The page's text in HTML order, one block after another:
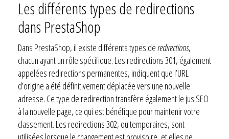
Les différents types de redirections
dans PrestaShop
Dans PrestaShop, il existe différents types de redirections,
chacun ayant un rôle spécifique. Les redirections 301, également
appelées redirections permanentes, indiquent que l’URL
d’origine a été définitivement déplacée vers une nouvelle
adresse. Ce type de redirection transfère également le jus SEO
à la nouvelle page, ce qui est bénéfique pour maintenir votre
classement. Les redirections 302, ou temporaires, sont